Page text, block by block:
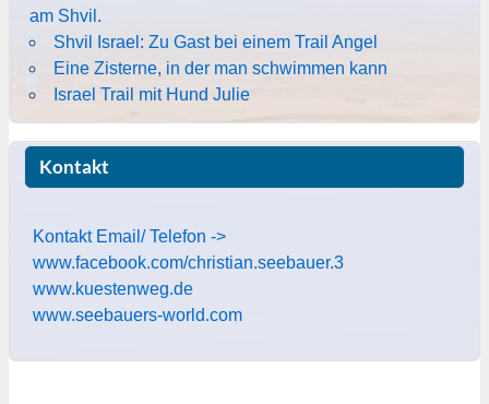
am Shvil.
Shvil Israel: Zu Gast bei einem Trail Angel
Eine Zisterne, in der man schwimmen kann
Israel Trail mit Hund Julie
Kontakt
Kontakt Email/ Telefon ->
www.facebook.com/christian.seebauer.3
www.kuestenweg.de
www.seebauers-world.com